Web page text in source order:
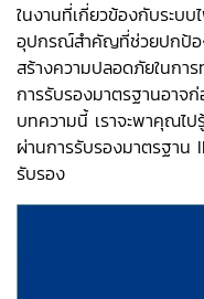
ในงานที่เกี่ยวข้องกับระบ
อุปกรณ์สำคัญที่ช่วยปกป้อ
สร้างความปลอดภัยในกา
การรับรองมาตรฐานอาจ
บทความนี้ เราจะพาคุณไ
ผ่านการรับรองมาตรฐาน
รับรอง